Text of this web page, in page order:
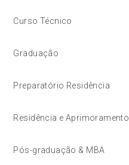
Curso Técnico
Graduação
Preparatório Residência
Residência e Aprimoramento
Pós-graduação & MBA